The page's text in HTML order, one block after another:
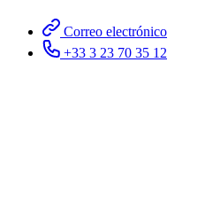
Correo electrónico
+33 3 23 70 35 12